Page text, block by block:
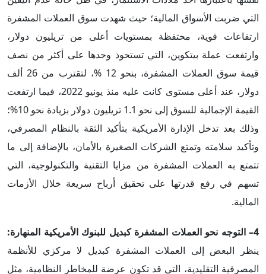
التي ضربت الأسواق المالية؛ حيث شهدت سوق العملات المشفرة
ارتفاعات قوية، محتفظة بمستويات أعلى من تريليون دولار،
وارتفعت عملة بيتكوين، التي تستحوذ وحدها على أكثر من نصف
قيمة سوق العملات المشفرة، بنحو 12 %، لتقترب من 26 ألف
دولار، عند أعلى مستوى كانت عليه منذ يونيو 2022، فيما ارتفعت
القيمة الإجمالية للسوق إلى نحو 1.1 تريليون دولار بزيادة نحو 10%؛
وذلك بعد تدخل الإدارة الأمريكية بتأكيد الثقة بالنظام المصرفي،
وتأكيد سلامته وتمتع الشركات الصغيرة بالأمان، بالإضافة إلى ما
تتمتع به العملات المشفرة من مزايا التقنية والتكنولوجية، التي
تسهم في رفع قدرتها على تحقيق أرباح سريعة خلال الأزمات
المالية.
4– التوجه نحو العملات المشفرة كبديل للبنوك الأمريكية المنهارة:
ينظر البعض إلى العملات المشفرة كبديل لا مركزي للأنظمة
المصرفية التقليدية، التي قد تكون عرضة للمخاطر النظامية، مثل